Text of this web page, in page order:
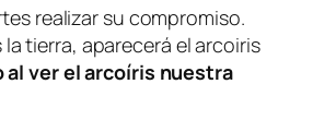
realizar su compromiso.
tierra, aparecerá el arcoiris
al ver el arcoíris nuestra